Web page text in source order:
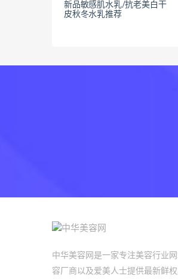
新品敏感肌水乳/抗老美白干
皮秋冬水乳推荐
中华美容网是一家专注美容行业
容厂商以及爱美人士提供最新鲜